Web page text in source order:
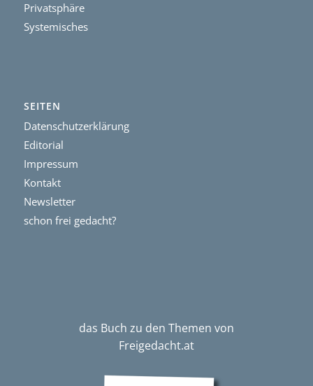
Privatsphäre
Systemisches
SEITEN
Datenschutzerklärung
Editorial
Impressum
Kontakt
Newsletter
schon frei gedacht?
das Buch zu den Themen von
Freigedacht.at